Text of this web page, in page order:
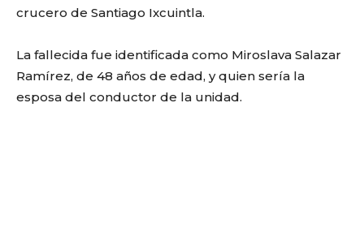
crucero de Santiago Ixcuintla.
La fallecida fue identificada como Miroslava Salazar
Ramírez, de 48 años de edad, y quien sería la
esposa del conductor de la unidad.